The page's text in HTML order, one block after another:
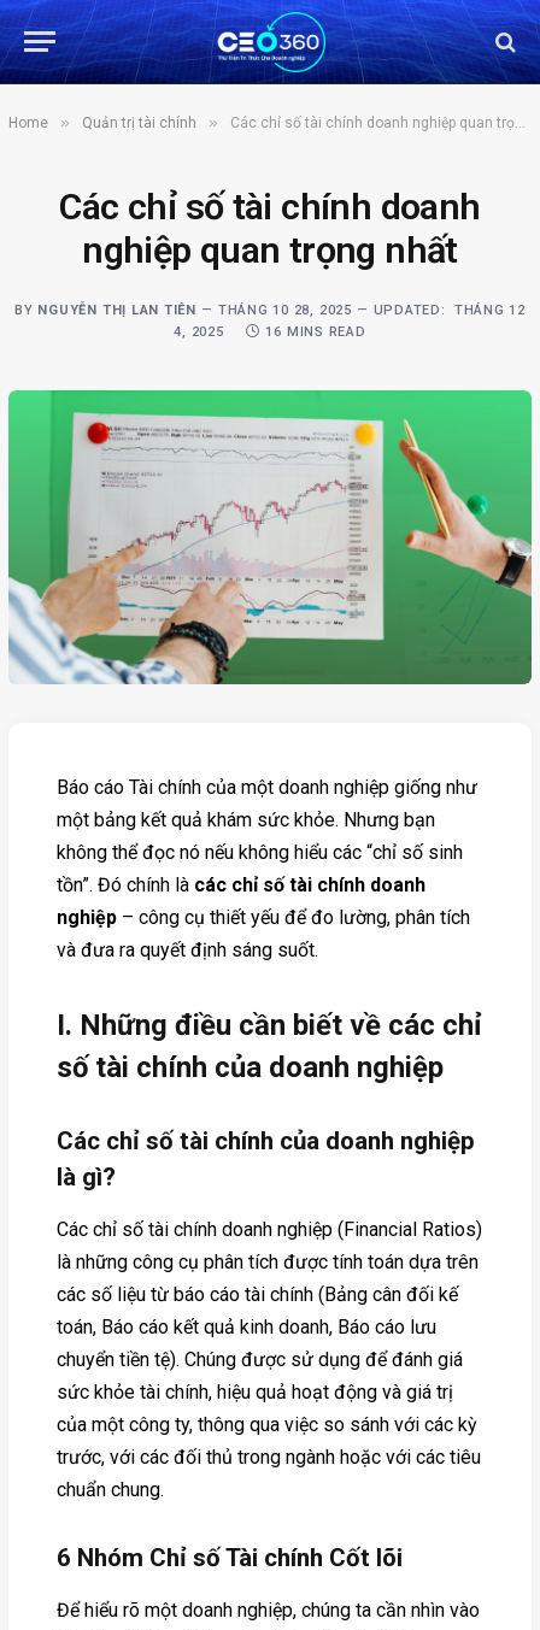
Home » Quản trị tài chính » Các chỉ số tài chính doanh nghiệp quan trọng nhất
Các chỉ số tài chính doanh
nghiệp quan trọng nhất
BY NGUYỄN THỊ LAN TIÊN THÁNG 10 28, 2025 UPDATED:
THÁNG 12
4, 2025
16 MINS READ
Báo cáo Tài chính của một doanh nghiệp giống như
một bảng kết quả khám sức khỏe. Nhưng bạn
không thể đọc nó nếu không hiểu các “chỉ số sinh
tồn”. Đó chính là các chỉ số tài chính doanh
nghiệp – công cụ thiết yếu để đo lường, phân tích
và đưa ra quyết định sáng suốt.
I. Những điều cần biết về các chỉ
số tài chính của doanh nghiệp
Các chỉ số tài chính của doanh nghiệp
là gì?
Các chỉ số tài chính doanh nghiệp (Financial Ratios)
là những công cụ phân tích được tính toán dựa trên
các số liệu từ báo cáo tài chính (Bảng cân đối kế
toán, Báo cáo kết quả kinh doanh, Báo cáo lưu
chuyển tiền tệ). Chúng được sử dụng để đánh giá
sức khỏe tài chính, hiệu quả hoạt động và giá trị
của một công ty, thông qua việc so sánh với các kỳ
trước, với các đối thủ trong ngành hoặc với các tiêu
chuẩn chung.
6 Nhóm Chỉ số Tài chính Cốt lõi
Để hiểu rõ một doanh nghiệp, chúng ta cần nhìn vào